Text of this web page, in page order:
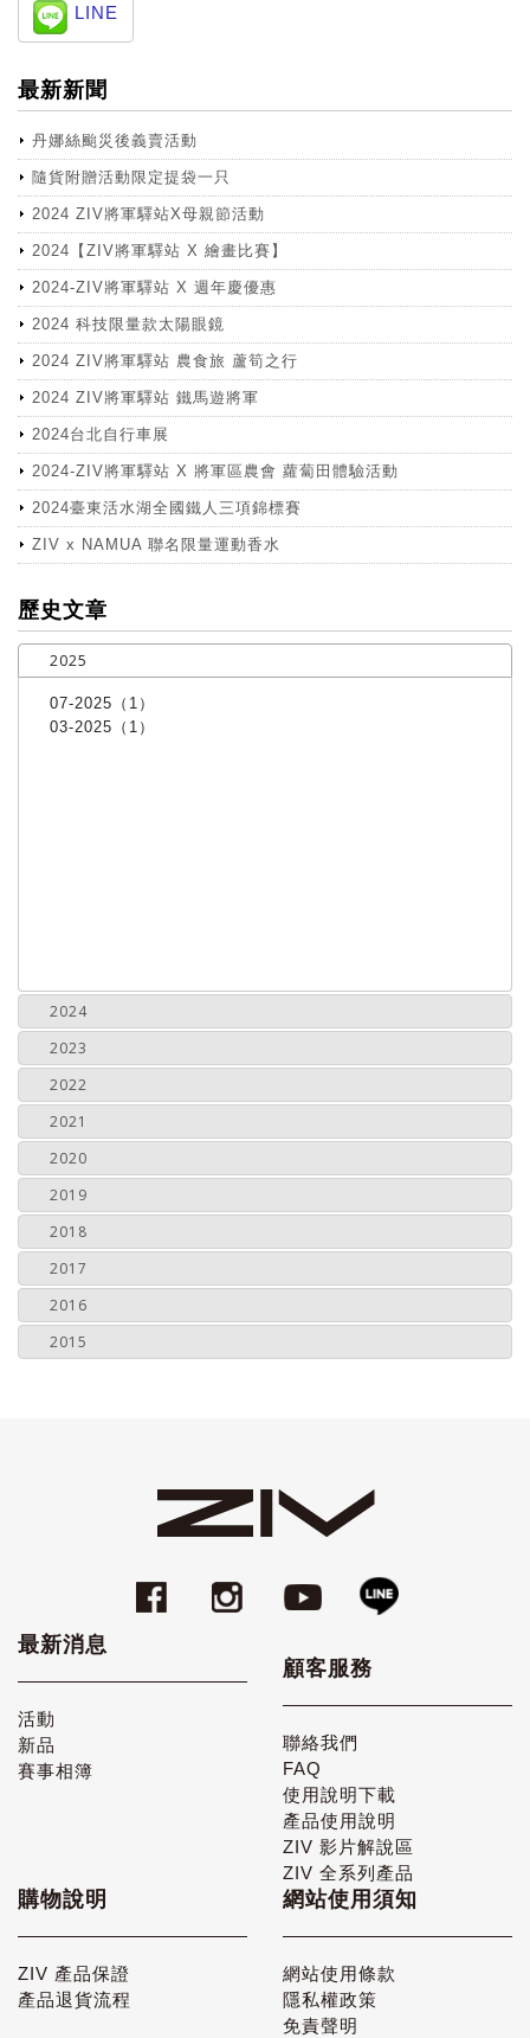
LINE
最新新聞
丹娜絲颱災後義賣活動
隨貨附贈活動限定提袋一只
2024 ZIV將軍驛站X母親節活動
2024【ZIV將軍驛站 X 繪畫比賽】
2024-ZIV將軍驛站 X 週年慶優惠
2024 科技限量款太陽眼鏡
2024 ZIV將軍驛站 農食旅 蘆筍之行
2024 ZIV將軍驛站 鐵馬遊將軍
2024台北自行車展
2024-ZIV將軍驛站 X 將軍區農會 蘿蔔田體驗活動
2024臺東活水湖全國鐵人三項錦標賽
ZIV x NAMUA 聯名限量運動香水
more
歷史文章
2025
07-2025（1）
03-2025（1）
2024
2023
2022
2021
2020
2019
2018
2017
2016
2015
最新消息
活動
新品
賽事相簿
顧客服務
聯絡我們
FAQ
使用說明下載
產品使用說明
ZIV 影片解說區
ZIV 全系列產品
購物說明
ZIV 產品保證
產品退貨流程
網站使用須知
網站使用條款
隱私權政策
免責聲明